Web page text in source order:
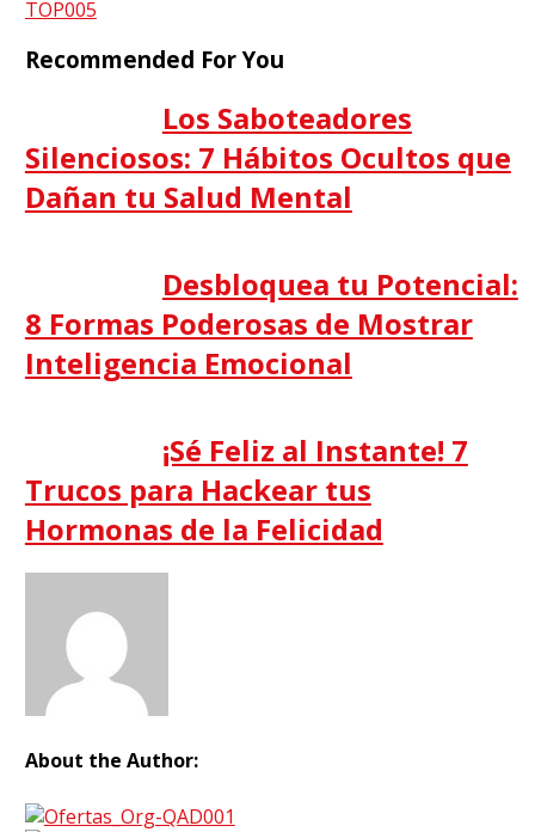
Recommended For You
Los Saboteadores
Silenciosos: 7 Hábitos Ocultos que
Dañan tu Salud Mental
Desbloquea tu Potencial:
8 Formas Poderosas de Mostrar
Inteligencia Emocional
¡Sé Feliz al Instante! 7
Trucos para Hackear tus
Hormonas de la Felicidad
About the Author: